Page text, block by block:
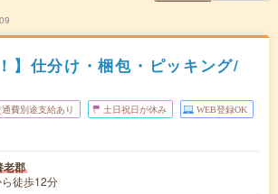
】仕分け・梱包・ピッキング/
通費別途支給あり 土日祝日が休み WEB登録OK
老郡
徒歩12分